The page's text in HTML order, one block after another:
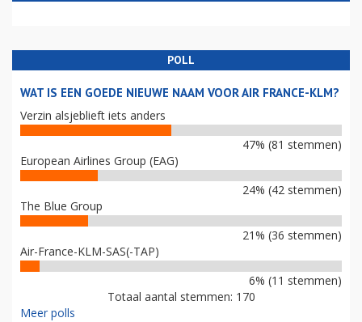
POLL
WAT IS EEN GOEDE NIEUWE NAAM VOOR AIR FRANCE-KLM?
Verzin alsjeblieft iets anders
47% (81 stemmen)
European Airlines Group (EAG)
24% (42 stemmen)
The Blue Group
21% (36 stemmen)
Air-France-KLM-SAS(-TAP)
6% (11 stemmen)
Totaal aantal stemmen: 170
Meer polls